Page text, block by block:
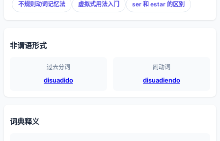
不规则动词记忆法 虚拟式用法入门 ser 和 estar 的区别
非谓语形式
过去分词
disuadido
副动词
disuadiendo
词典释义